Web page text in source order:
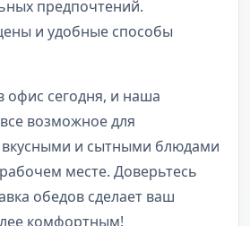
предпочтений.
и удобные способы
офис сегодня, и наша
возможное для
вкусными и сытными блюдами
месте. Доверьтесь
обедов сделает ваш
комфортным!